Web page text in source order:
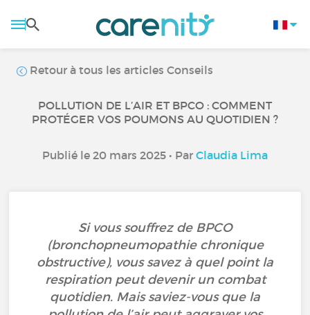
Retour à tous les articles Conseils
POLLUTION DE L’AIR ET BPCO : COMMENT
PROTÉGER VOS POUMONS AU QUOTIDIEN ?
Publié le 20 mars 2025 • Par Claudia Lima
Si vous souffrez de BPCO
(bronchopneumopathie chronique
obstructive), vous savez à quel point la
respiration peut devenir un combat
quotidien. Mais saviez-vous que la